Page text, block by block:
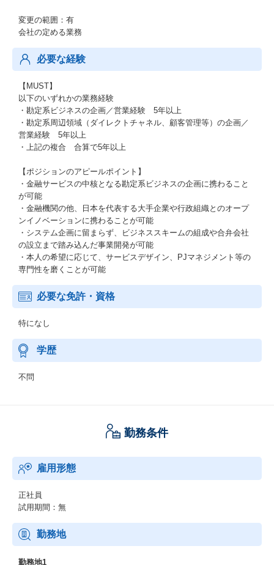
変更の範囲：有
会社の定める業務
必要な経験
【MUST】
以下のいずれかの業務経験
・勘定系ビジネスの企画／営業経験 5年以上
・勘定系周辺領域（ダイレクトチャネル、顧客管理等）の企画／
営業経験 5年以上
・上記の複合 合算で5年以上
【ポジションのアピールポイント】
・金融サービスの中核となる勘定系ビジネスの企画に携わること
が可能
・金融機関の他、日本を代表する大手企業や行政組織とのオープ
ンイノベーションに携わることが可能
・システム企画に留まらず、ビジネススキームの組成や合弁会社
の設立まで踏み込んだ事業開発が可能
・本人の希望に応じて、サービスデザイン、PJマネジメント等の
専門性を磨くことが可能
必要な免許・資格
特になし
学歴
不問
勤務条件
雇用形態
正社員
試用期間：無
勤務地
勤務地1